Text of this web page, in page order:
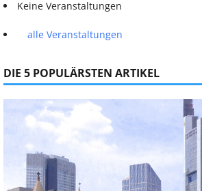
Keine Veranstaltungen
alle Veranstaltungen
DIE 5 POPULÄRSTEN ARTIKEL